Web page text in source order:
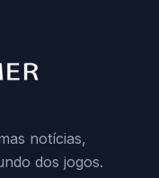
notícias,
dos jogos.